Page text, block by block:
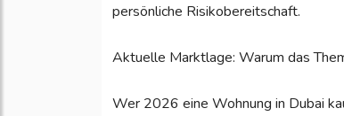
persönliche Risikobereitschaft.
Aktuelle Marktlage: Warum das
Wer 2026 eine Wohnung in Dubai